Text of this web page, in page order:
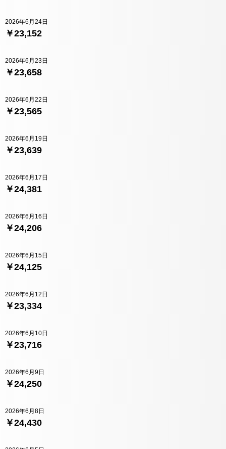
￥23,152
2026年6月24日
￥23,658
2026年6月23日
￥23,565
2026年6月22日
￥23,639
2026年6月19日
￥24,381
2026年6月17日
￥24,206
2026年6月16日
￥24,125
2026年6月15日
￥23,334
2026年6月12日
￥23,716
2026年6月10日
￥24,250
2026年6月9日
￥24,430
2026年6月8日